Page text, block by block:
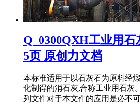
Q_0300QXH工业用
5页 原创力文档
本标准适用于以石灰石为原料经
化制得的消石灰,合称工业用石灰
列文件对于本文件的应用是必不